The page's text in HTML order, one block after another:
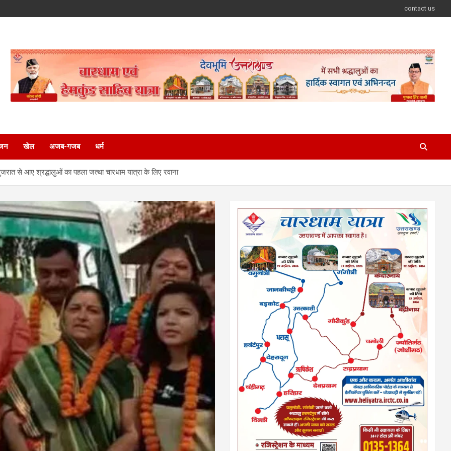
contact us
खेल अजब-गजब धर्म
से आए श्रद्धालुओं का पहला जत्था चारधाम यात्रा के लिए रवाना